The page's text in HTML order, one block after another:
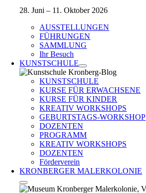
28. Juni – 11. Oktober 2026
AUSSTELLUNGEN
FÜHRUNGEN
SAMMLUNG
Ihr Besuch
KUNSTSCHULE
KUNSTSCHULE
KURSE FÜR ERWACHSENE
KURSE FÜR KINDER
KREATIV WORKSHOPS
GEBURTSTAGS-WORKSHOP
DOZENTEN
PROGRAMM
KREATIV WORKSHOPS
DOZENTEN
Förderverein
KRONBERGER MALERKOLONIE